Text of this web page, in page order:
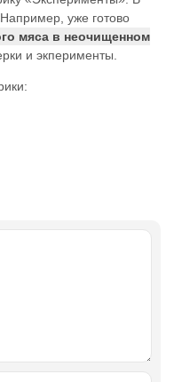
уже готово
мяса в неочищенном
и экперименты.